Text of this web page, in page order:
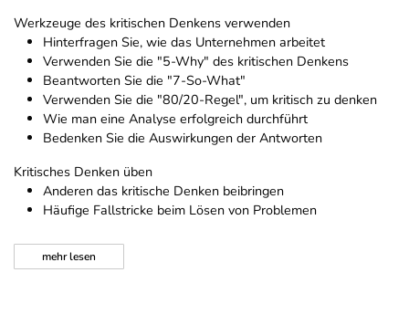
Werkzeuge des kritischen Denkens verwenden
Hinterfragen Sie, wie das Unternehmen arbeitet
Verwenden Sie die "5-Why" des kritischen Denkens
Beantworten Sie die "7-So-What"
Verwenden Sie die "80/20-Regel", um kritisch zu denken
Wie man eine Analyse erfolgreich durchführt
Bedenken Sie die Auswirkungen der Antworten
Kritisches Denken üben
Anderen das kritische Denken beibringen
Häufige Fallstricke beim Lösen von Problemen
mehrlesen